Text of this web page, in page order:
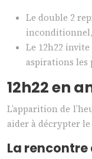
Le double 2
inconditionnel,
Le 12h22
aspirations les
12h22 en
L’apparition de
aider à décrypter
La